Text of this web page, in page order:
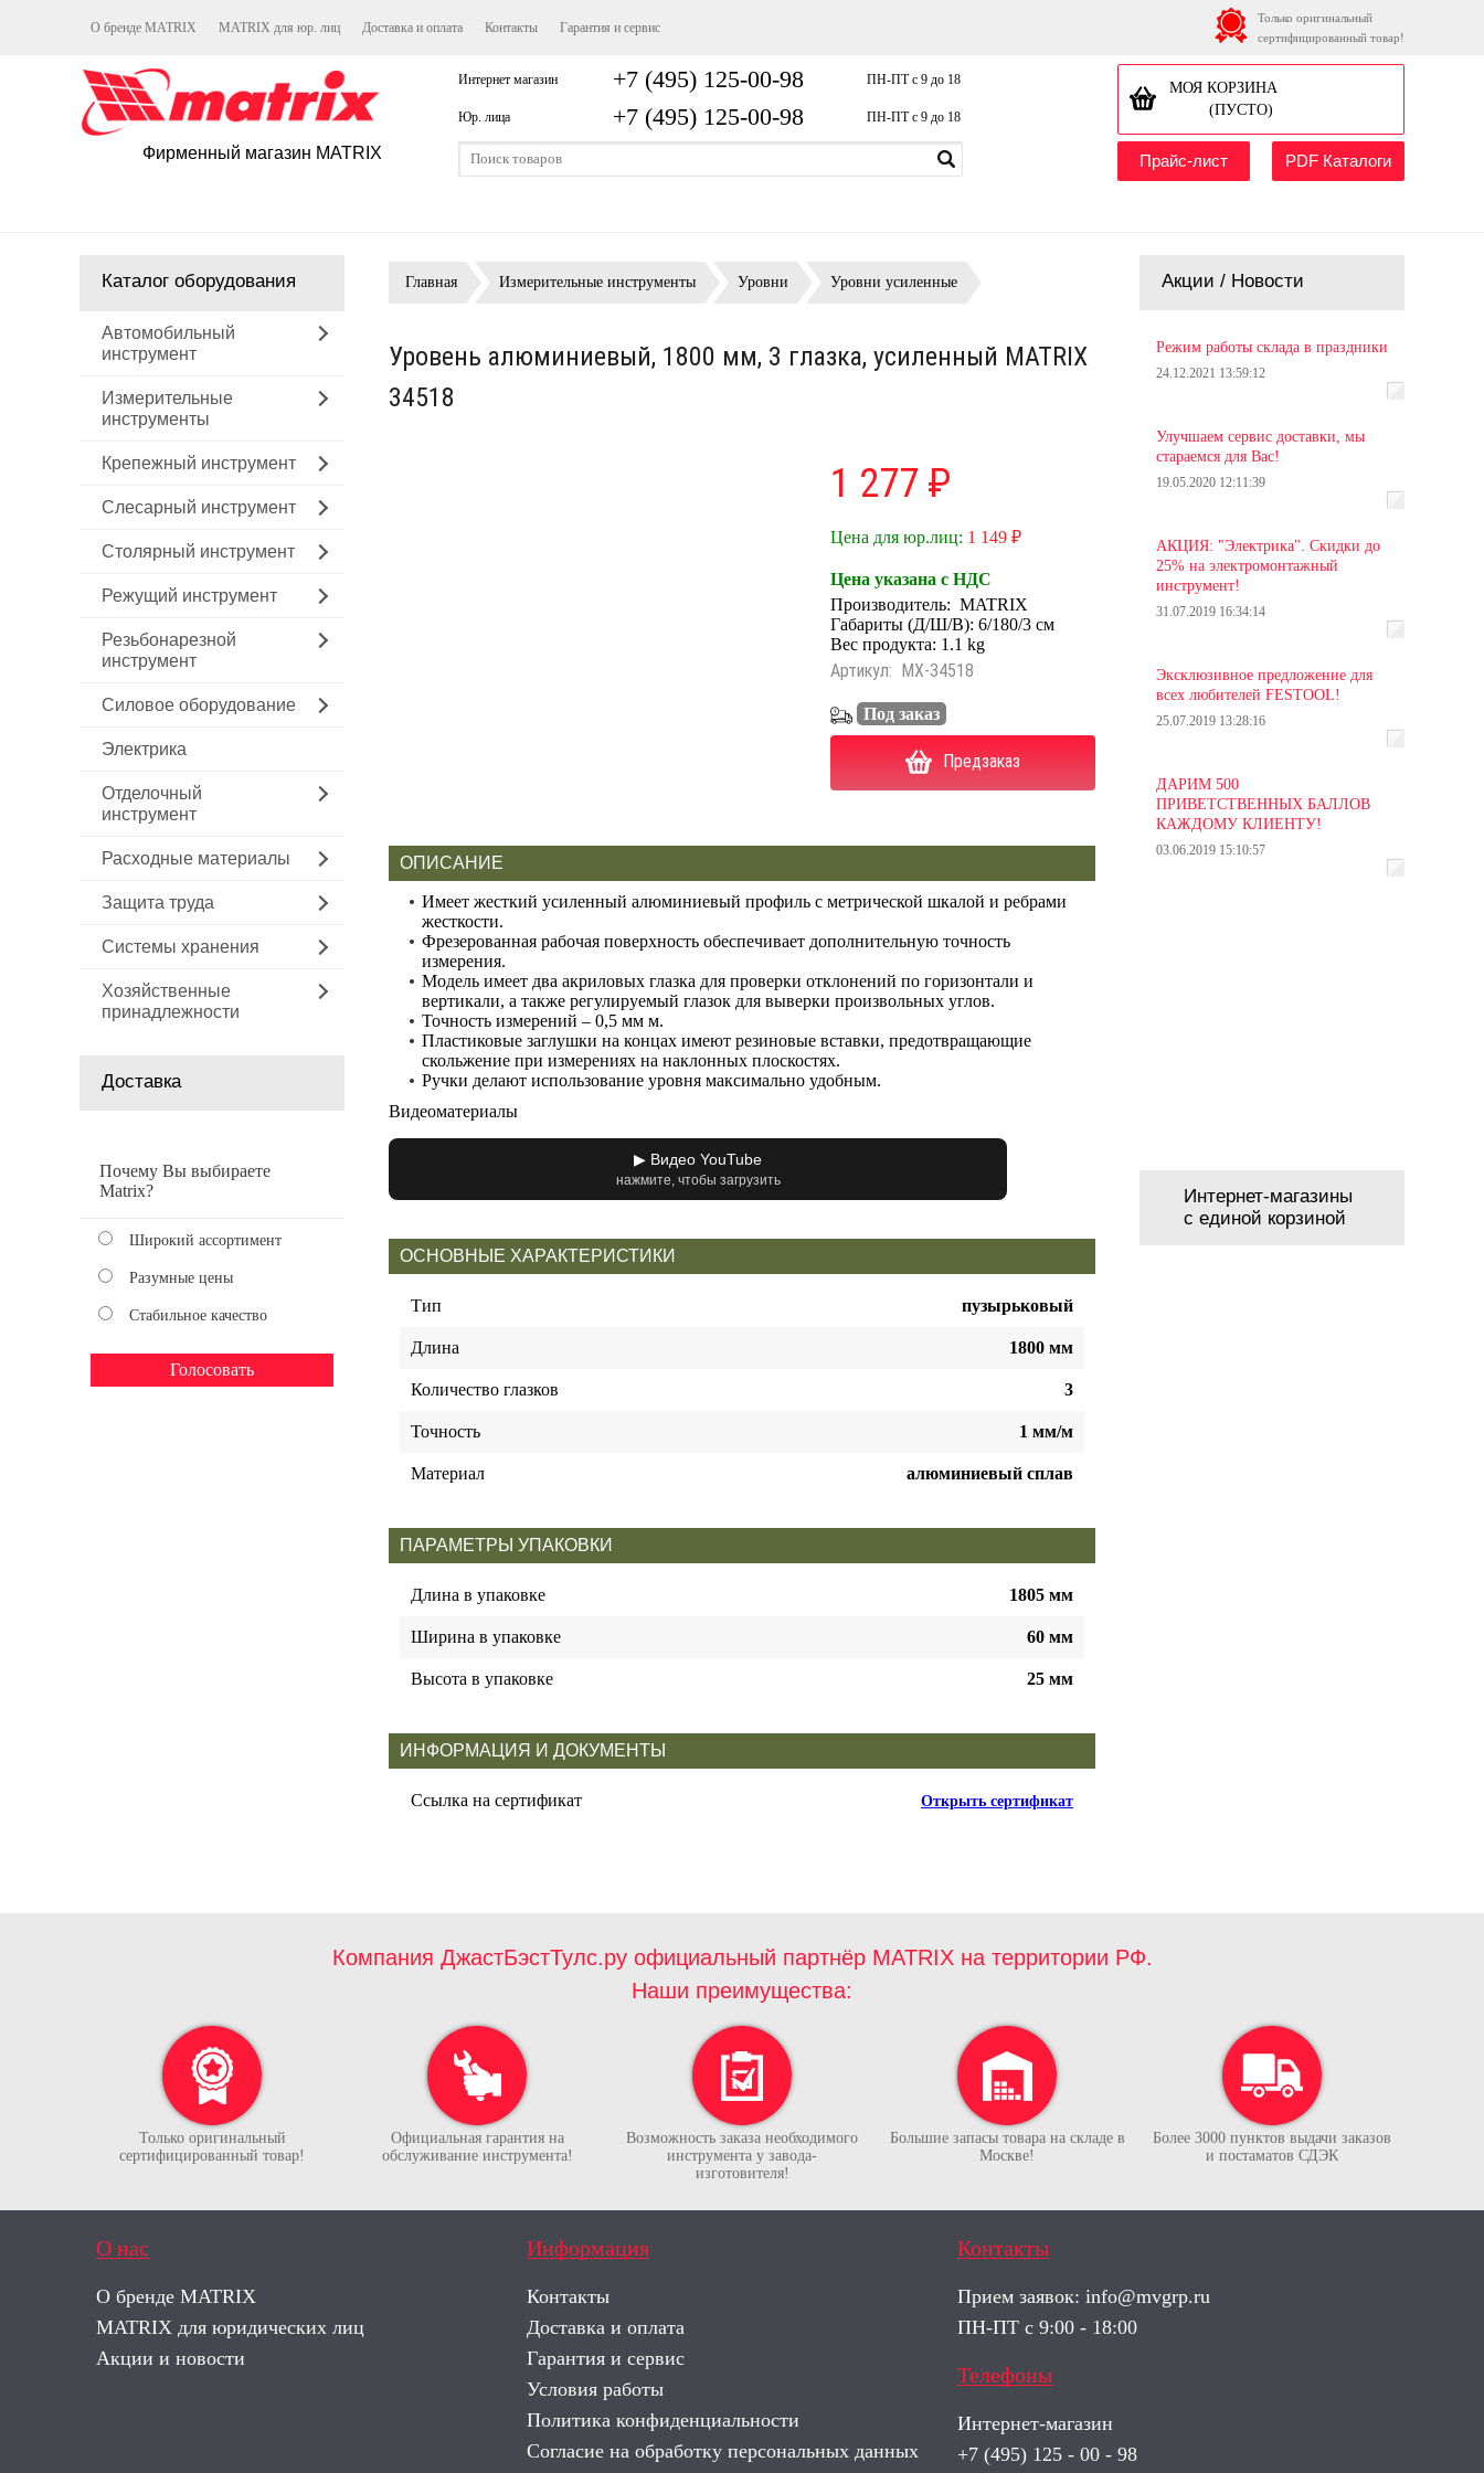
О бренде MATRIX MATRIX для юр. лиц Доставка и оплата Контакты Гарантия и сервис
Только оригинальный
сертифицированный товар!
Фирменный магазин MATRIX
Интернет магазин +7 (495) 125-00-98 ПН-ПТ с 9 до 18
Юр. лица +7 (495) 125-00-98 ПН-ПТ с 9 до 18
МОЯ КОРЗИНА
(ПУСТО)
Прайс-лист PDF Каталоги
Каталог оборудования
Автомобильный
инструмент
Измерительные
инструменты
Крепежный инструмент
Слесарный инструмент
Столярный инструмент
Режущий инструмент
Резьбонарезной
инструмент
Силовое оборудование
Электрика
Отделочный
инструмент
Расходные материалы
Защита труда
Системы хранения
Хозяйственные
принадлежности
Доставка
Почему Вы выбираете
Matrix?
Широкий ассортимент
Разумные цены
Стабильное качество
Главная Измерительные инструменты Уровни Уровни усиленные
Уровень алюминиевый, 1800 мм, 3 глазка, усиленный MATRIX
34518
1 277 ₽
Цена для юр.лиц: 1 149 ₽
Цена указана с НДС
Производитель: MATRIX
Габариты (Д/Ш/В): 6/180/3 см
Вес продукта: 1.1 kg
Артикул: MX-34518
Под заказ
Предзаказ
ОПИСАНИЕ
Имеет жесткий усиленный алюминиевый профиль с метрической шкалой и ребрами
жесткости.
Фрезерованная рабочая поверхность обеспечивает дополнительную точность
измерения.
Модель имеет два акриловых глазка для проверки отклонений по горизонтали и
вертикали, а также регулируемый глазок для выверки произвольных углов.
Точность измерений – 0,5 мм м.
Пластиковые заглушки на концах имеют резиновые вставки, предотвращающие
скольжение при измерениях на наклонных плоскостях.
Ручки делают использование уровня максимально удобным.
Видеоматериалы
▶ Видео YouTube
нажмите, чтобы загрузить
ОСНОВНЫЕ ХАРАКТЕРИСТИКИ
Тип пузырьковый
Длина 1800 мм
Количество глазков 3
Точность 1 мм/м
Материал алюминиевый сплав
ПАРАМЕТРЫ УПАКОВКИ
Длина в упаковке 1805 мм
Ширина в упаковке 60 мм
Высота в упаковке 25 мм
ИНФОРМАЦИЯ И ДОКУМЕНТЫ
Ссылка на сертификат Открыть сертификат
Акции / Новости
Режим работы склада в праздники
24.12.2021 13:59:12
Улучшаем сервис доставки, мы
стараемся для Вас!
19.05.2020 12:11:39
АКЦИЯ: "Электрика". Скидки до
25% на электромонтажный
инструмент!
31.07.2019 16:34:14
Эксклюзивное предложение для
всех любителей FESTOOL!
25.07.2019 13:28:16
ДАРИМ 500
ПРИВЕТСТВЕННЫХ БАЛЛОВ
КАЖДОМУ КЛИЕНТУ!
03.06.2019 15:10:57
Интернет-магазины
с единой корзиной
Компания ДжастБэстТулс.ру официальный партнёр MATRIX на территории РФ.
Наши преимущества:
Только оригинальный
сертифицированный товар!
Официальная гарантия на
обслуживание инструмента!
Возможность заказа необходимого
инструмента у завода-
изготовителя!
Большие запасы товара на складе в
Москве!
Более 3000 пунктов выдачи заказов
и постаматов СДЭК
О нас
О бренде MATRIX
MATRIX для юридических лиц
Акции и новости
Информация
Контакты
Доставка и оплата
Гарантия и сервис
Условия работы
Политика конфиденциальности
Согласие на обработку персональных данных
Контакты
Прием заявок: info@mvgrp.ru
ПН-ПТ с 9:00 - 18:00
Телефоны
Интернет-магазин
+7 (495) 125 - 00 - 98